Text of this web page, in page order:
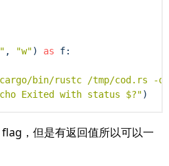
, "w") as f:
bin/rustc /tmp/cod.rs -o
Exited with status $?"
，但是有返回值所以可以一